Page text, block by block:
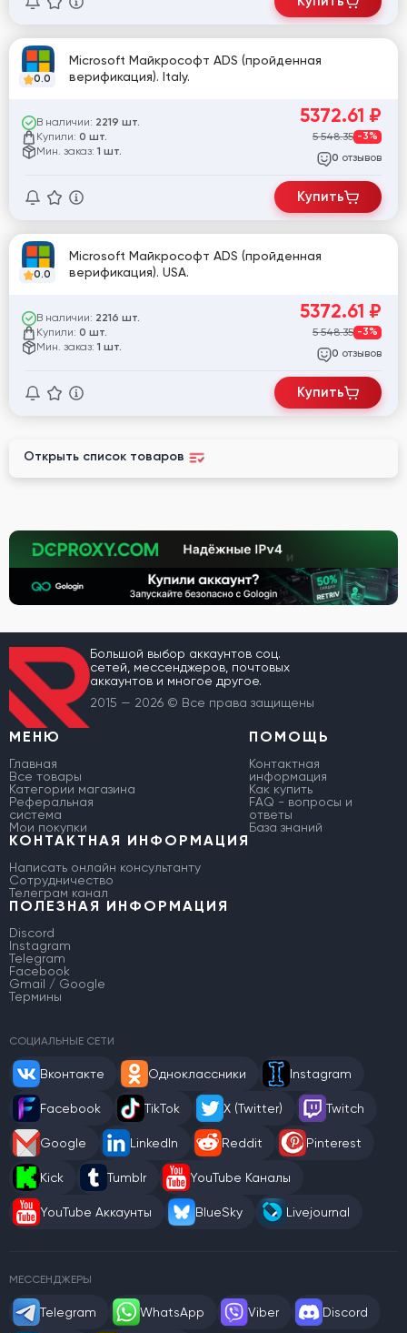
0.0
Microsoft Майкрософт ADS (пройденная
верификация). Italy.
В наличии: 2219 шт.
Купили: 0 шт.
Мин. заказ: 1 шт.
5372.61 ₽
5 548.35 -3%
0 отзывов
Купить
0.0
Microsoft Майкрософт ADS (пройденная
верификация). USA.
В наличии: 2216 шт.
Купили: 0 шт.
Мин. заказ: 1 шт.
5372.61 ₽
5 548.35 -3%
0 отзывов
Купить
Открыть список товаров
Большой выбор аккаунтов соц.
сетей, мессенджеров, почтовых
аккаунтов и многое другое.
2015 — 2026 © Все права защищены
МЕНЮ
Главная
Все товары
Категории магазина
Реферальная
система
Мои покупки
ПОМОЩЬ
Контактная
информация
Как купить
FAQ - вопросы и
ответы
База знаний
КОНТАКТНАЯ ИНФОРМАЦИЯ
Написать онлайн консультанту
Сотрудничество
Телеграм канал
ПОЛЕЗНАЯ ИНФОРМАЦИЯ
Discord
Instagram
Telegram
Facebook
Gmail / Google
Термины
СОЦИАЛЬНЫЕ СЕТИ
Вконтакте Одноклассники Instagram
Facebook TikTok X (Twitter) Twitch
Google LinkedIn Reddit Pinterest
Kick Tumblr YouTube Каналы
YouTube Аккаунты BlueSky Livejournal
МЕССЕНДЖЕРЫ
Telegram WhatsApp Viber Discord